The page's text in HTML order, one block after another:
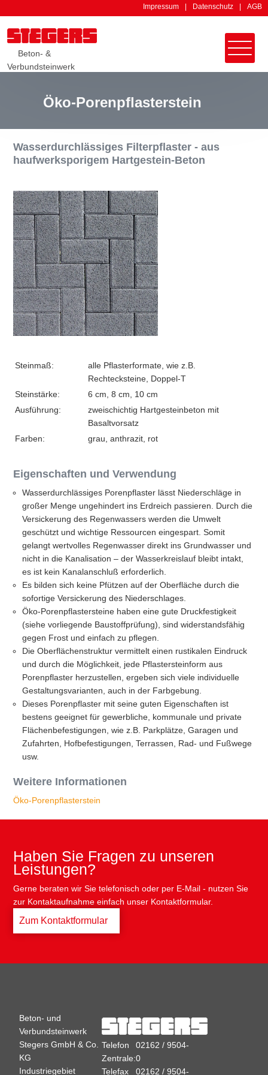
Impressum Datenschutz AGB
Beton- &
Verbundsteinwerk
Öko-Porenpflasterstein
Wasserdurchlässiges Filterpflaster - aus
haufwerksporigem Hartgestein-Beton
Steinmaß:
alle Pflasterformate, wie z.B.
Rechtecksteine, Doppel-T
Steinstärke:
6 cm, 8 cm, 10 cm
Ausführung:
zweischichtig Hartgesteinbeton mit
Basaltvorsatz
Farben:
grau, anthrazit, rot
Eigenschaften und Verwendung
Wasserdurchlässiges Porenpflaster lässt Niederschläge in
großer Menge ungehindert ins Erdreich passieren. Durch die
Versickerung des Regenwassers werden die Umwelt
geschützt und wichtige Ressourcen eingespart. Somit
gelangt wertvolles Regenwasser direkt ins Grundwasser und
nicht in die Kanalisation – der Wasserkreislauf bleibt intakt,
es ist kein Kanalanschluß erforderlich.
Es bilden sich keine Pfützen auf der Oberfläche durch die
sofortige Versickerung des Niederschlages.
Öko-Porenpflastersteine haben eine gute Druckfestigkeit
(siehe vorliegende Baustoffprüfung), sind widerstandsfähig
gegen Frost und einfach zu pflegen.
Die Oberflächenstruktur vermittelt einen rustikalen Eindruck
und durch die Möglichkeit, jede Pflastersteinform aus
Porenpflaster herzustellen, ergeben sich viele individuelle
Gestaltungsvarianten, auch in der Farbgebung.
Dieses Porenpflaster mit seine guten Eigenschaften ist
bestens geeignet für gewerbliche, kommunale und private
Flächenbefestigungen, wie z.B. Parkplätze, Garagen und
Zufahrten, Hofbefestigungen, Terrassen, Rad- und Fußwege
usw.
Weitere Informationen
Öko-Porenpflasterstein
Haben Sie Fragen zu unseren
Leistungen?
Gerne beraten wir Sie telefonisch oder per E-Mail - nutzen Sie
zur Kontaktaufnahme einfach unser Kontaktformular.
Zum Kontaktformular
Beton- und
Verbundsteinwerk
Stegers GmbH & Co.
KG
Industriegebiet
Telefon
Zentrale:
02162 / 9504-
0
Telefax
02162 / 9504-